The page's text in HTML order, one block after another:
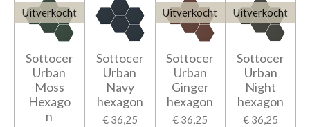
Uitverkocht
Sottocer
Urban
Moss
Hexago
n
Sottocer
Urban
Navy
hexagon
€ 36,25
Uitverkocht
Sottocer
Urban
Ginger
hexagon
€ 36,25
Uitverkocht
Sottocer
Urban
Night
hexagon
€ 36,25